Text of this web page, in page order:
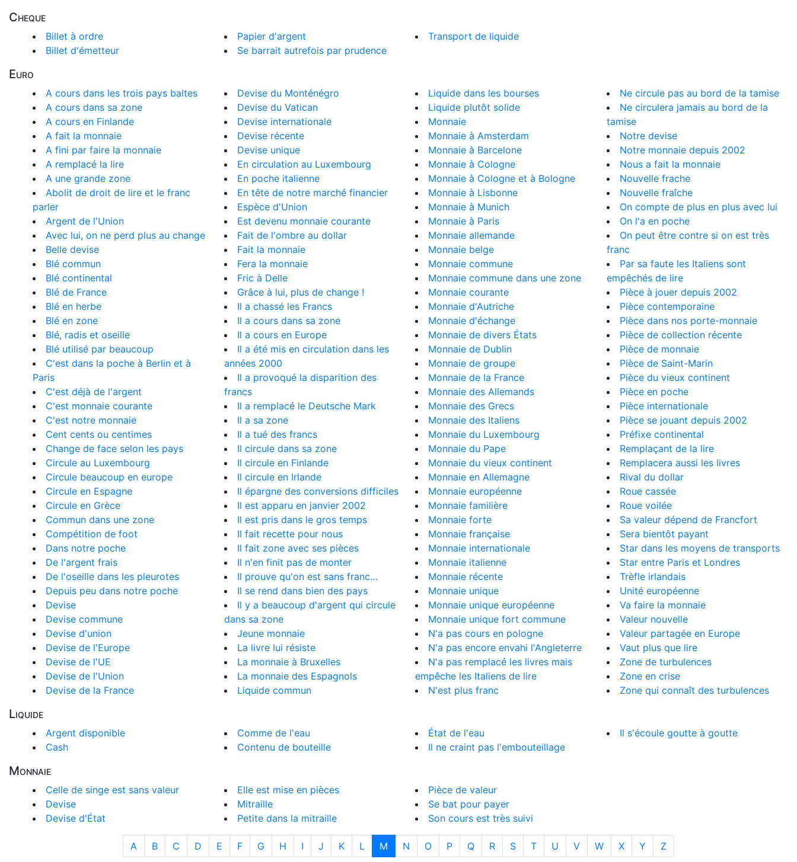
Cheque
Billet à ordre
Billet d'émetteur
Papier d'argent
Se barrait autrefois par prudence
Transport de liquide
Euro
A cours dans les trois pays baltes
A cours dans sa zone
A cours en Finlande
A fait la monnaie
A fini par faire la monnaie
A remplacé la lire
A une grande zone
Abolit de droit de lire et le franc
parler
Argent de l'Union
Avec lui, on ne perd plus au change
Belle devise
Blé commun
Blé continental
Blé de France
Blé en herbe
Blé en zone
Blé, radis et oseille
Blé utilisé par beaucoup
C'est dans la poche à Berlin et à
Paris
C'est déjà de l'argent
C'est monnaie courante
C'est notre monnaie
Cent cents ou centimes
Change de face selon les pays
Circule au Luxembourg
Circule beaucoup en europe
Circule en Espagne
Circule en Grèce
Commun dans une zone
Compétition de foot
Dans notre poche
De l'argent frais
De l'oseille dans les pleurotes
Depuis peu dans notre poche
Devise
Devise commune
Devise d'union
Devise de l'Europe
Devise de l'UE
Devise de l'Union
Devise de la France
Devise du Monténégro
Devise du Vatican
Devise internationale
Devise récente
Devise unique
En circulation au Luxembourg
En poche italienne
En tête de notre marché financier
Espèce d'Union
Est devenu monnaie courante
Fait de l'ombre au dollar
Fait la monnaie
Fera la monnaie
Fric à Delle
Grâce à lui, plus de change !
Il a chassé les Francs
Il a cours dans sa zone
Il a cours en Europe
Il a été mis en circulation dans les
années 2000
Il a provoqué la disparition des
francs
Il a remplacé le Deutsche Mark
Il a sa zone
Il a tué des francs
Il circule dans sa zone
Il circule en Finlande
Il circule en Irlande
Il épargne des conversions difficiles
Il est apparu en janvier 2002
Il est pris dans le gros temps
Il fait recette pour nous
Il fait zone avec ses pièces
Il n'en finit pas de monter
Il prouve qu'on est sans franc…
Il se rend dans bien des pays
Il y a beaucoup d'argent qui circule
dans sa zone
Jeune monnaie
La livre lui résiste
La monnaie à Bruxelles
La monnaie des Espagnols
Liquide commun
Liquide dans les bourses
Liquide plutôt solide
Monnaie
Monnaie à Amsterdam
Monnaie à Barcelone
Monnaie à Cologne
Monnaie à Cologne et à Bologne
Monnaie à Lisbonne
Monnaie à Munich
Monnaie à Paris
Monnaie allemande
Monnaie belge
Monnaie commune
Monnaie commune dans une zone
Monnaie courante
Monnaie d'Autriche
Monnaie d'échange
Monnaie de divers États
Monnaie de Dublin
Monnaie de groupe
Monnaie de la France
Monnaie des Allemands
Monnaie des Grecs
Monnaie des Italiens
Monnaie du Luxembourg
Monnaie du Pape
Monnaie du vieux continent
Monnaie en Allemagne
Monnaie européenne
Monnaie familière
Monnaie forte
Monnaie française
Monnaie internationale
Monnaie italienne
Monnaie récente
Monnaie unique
Monnaie unique européenne
Monnaie unique fort commune
N'a pas cours en pologne
N'a pas encore envahi l'Angleterre
N'a pas remplacé les livres mais
empêche les Italiens de lire
N'est plus franc
Ne circule pas au bord de la tamise
Ne circulera jamais au bord de la
tamise
Notre devise
Notre monnaie depuis 2002
Nous a fait la monnaie
Nouvelle frache
Nouvelle fraîche
On compte de plus en plus avec lui
On l'a en poche
On peut être contre si on est très
franc
Par sa faute les Italiens sont
empêchés de lire
Pièce à jouer depuis 2002
Pièce contemporaine
Pièce dans nos porte-monnaie
Pièce de collection récente
Pièce de monnaie
Pièce de Saint-Marin
Pièce du vieux continent
Pièce en poche
Pièce internationale
Pièce se jouant depuis 2002
Préfixe continental
Remplaçant de la lire
Remplacera aussi les livres
Rival du dollar
Roue cassée
Roue voilée
Sa valeur dépend de Francfort
Sera bientôt payant
Star dans les moyens de transports
Star entre Paris et Londres
Trèfle irlandais
Unité européenne
Va faire la monnaie
Valeur nouvelle
Valeur partagée en Europe
Vaut plus que lire
Zone de turbulences
Zone en crise
Zone qui connaît des turbulences
Liquide
Argent disponible
Cash
Comme de l'eau
Contenu de bouteille
État de l'eau
Il ne craint pas l'embouteillage
Il s'écoule goutte à goutte
Monnaie
Celle de singe est sans valeur
Devise
Devise d'État
Elle est mise en pièces
Mitraille
Petite dans la mitraille
Pièce de valeur
Se bat pour payer
Son cours est très suivi
A B C D E F G H I J K L M N O P Q R S T U V W X Y Z